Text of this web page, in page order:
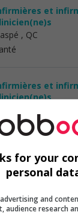
et
, QC
et
rimouski
for your
personal
and
audience research